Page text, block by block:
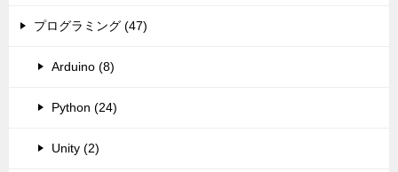
プログラミング (47)
Arduino (8)
Python (24)
Unity (2)